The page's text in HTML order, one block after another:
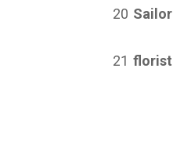
20 Sailor
21 florist